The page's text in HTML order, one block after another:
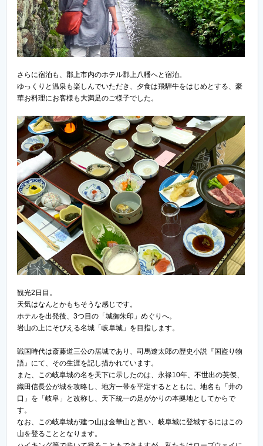
さらに宿泊も、郡上市内のホテル郡上八幡へと宿泊。
ゆっくりと温泉も楽しんでいただき、夕食は飛騨牛をはじめとする、豪
華お料理にお客様も大満足のご様子でした。
観光2日目。
天気はなんとかもちそうな感じです。
ホテルを出発後、3つ目の「城御朱印」めぐりへ。
岩山の上にそびえる名城「岐阜城」を目指します。
戦国時代は斎藤道三公の居城であり、司馬遼太郎の歴史小説『国盗り物
語』にて、その生涯を記し描かれています。
また、この岐阜城の名を天下に示したのは、永禄10年、不世出の英傑、
織田信長公が城を攻略し、地方一帯を平定するとともに、地名も「井の
口」を「岐阜」と改称し、天下統一の足がかりの本拠地としてからで
す。
なお、この岐阜城が建つ山は金華山と言い、岐阜城に登城するにはこの
山を登ることとなります。